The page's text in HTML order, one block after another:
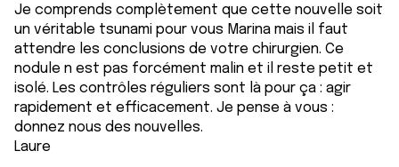
Je comprends complètement que cette nouvelle soit
un véritable tsunami pour vous Marina mais il faut
attendre les conclusions de votre chirurgien. Ce
nodule n est pas forcément malin et il reste petit et
isolé. Les contrôles réguliers sont là pour ça : agir
rapidement et efficacement. Je pense à vous :
donnez nous des nouvelles.
Laure